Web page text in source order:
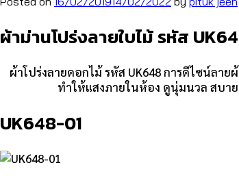
ผ้าม่านโปร่งลายใบไม้ รหัส
ผ้าโปร่งลายดอกไม้ รหัส UK648 การดีไซน์ลา
ทำให้แสงภายในห้อง ดูนุ่มนวล สบา
UK648-01